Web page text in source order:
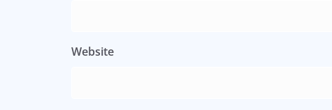
Website